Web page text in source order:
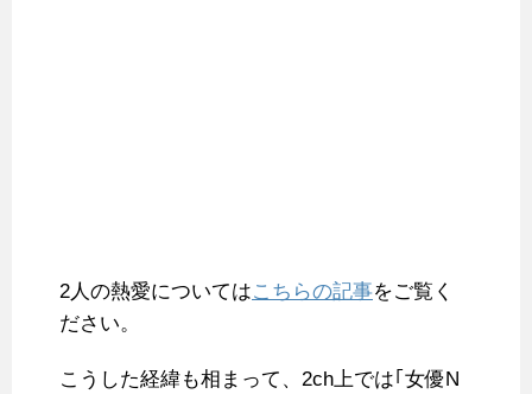
2人の熱愛についてはこちらの記事をご覧く
ださい。
こうした経緯も相まって、2ch上では｢女優N